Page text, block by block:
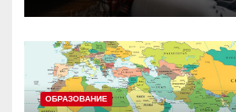
ОБРАЗОВАНИЕ